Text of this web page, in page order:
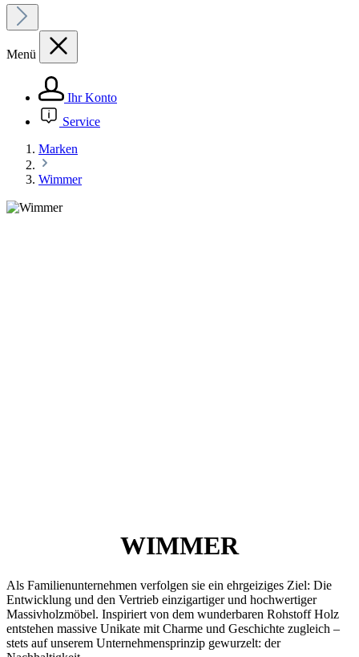
Menü
Ihr Konto
Service
Marken
Wimmer
WIMMER
Als Familienunternehmen verfolgen sie ein ehrgeiziges Ziel: Die
Entwicklung und den Vertrieb einzigartiger und hochwertiger
Massivholzmöbel. Inspiriert von dem wunderbaren Rohstoff Holz
entstehen massive Unikate mit Charme und Geschichte zugleich –
stets auf unserem Unternehmensprinzip gewurzelt: der